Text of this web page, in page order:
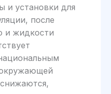
и установки для
после
и жидкости